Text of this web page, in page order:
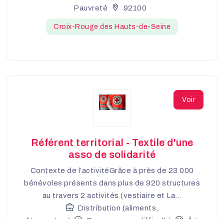
Pauvreté
92100
Croix-Rouge des Hauts-de-Seine
Voir
Référent territorial - Textile d'une
asso de solidarité
Contexte de l’activitéGrâce à près de 23 000
bénévoles présents dans plus de 920 structures
au travers 2 activités (vestiaire et La...
Distribution (aliments,